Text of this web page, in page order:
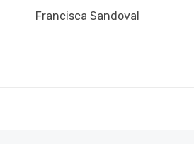
publicación:Francisca Sandoval